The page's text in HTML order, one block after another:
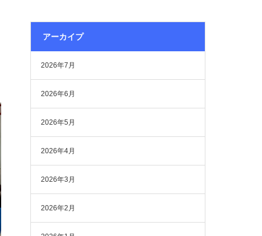
アーカイプ
2026年7月
2026年6月
2026年5月
2026年4月
2026年3月
2026年2月